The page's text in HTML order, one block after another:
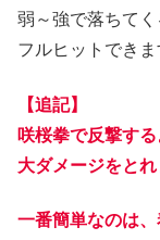
弱～強で落ちて
フルヒットできま
【追記】
咲桜拳で反撃す
大ダメージをとれ
一番簡単なのは